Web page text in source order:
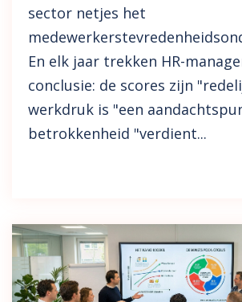
sector netjes het
En elk jaar trekken HR-
conclusie: de scores zijn
werkdruk is "een
betrokkenheid "verdient...